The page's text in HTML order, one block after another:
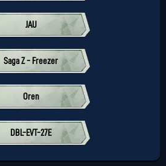
JAU
Saga Z - Freezer
Oren
DBL-EVT-27E